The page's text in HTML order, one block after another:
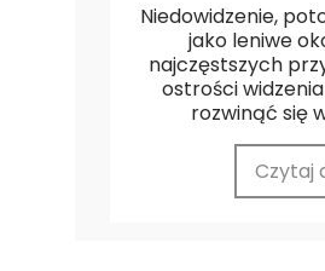
Niedowidzenie,
jako leniwe
najczęstszych
ostrości
rozwinąć się
Czytaj